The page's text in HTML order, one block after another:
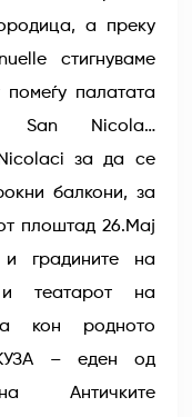
а преку
стигнуваме
палатата
San Nicola…
за да се
балкони, за
плоштад 26.Мај
градините на
театарот на
кон родното
– еден од
Античките